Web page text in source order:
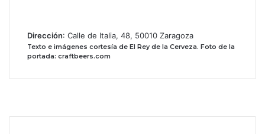
Dirección: Calle de Italia, 48, 50010 Zaragoza
Texto e imágenes cortesía de El Rey de la Cerveza. Foto de la
portada: craftbeers.com